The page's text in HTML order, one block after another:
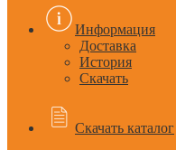
Информация
Доставка
История
Скачать
Скачать каталог